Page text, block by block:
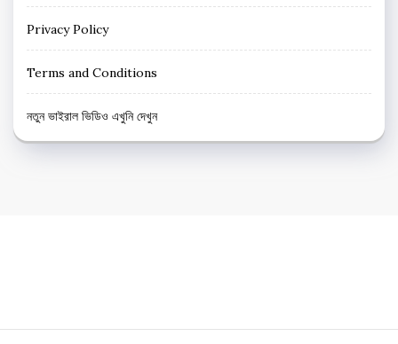
Privacy Policy
Terms and Conditions
নতুন ভাইরাল ভিডিও এখুনি দেখুন